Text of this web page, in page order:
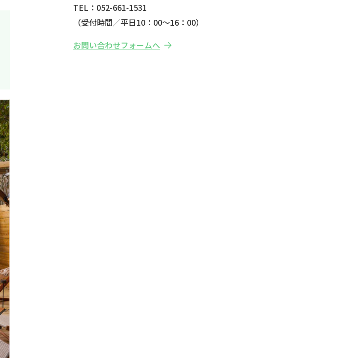
TEL：052-661-1531
（受付時間／平日10：00～16：00）
お問い合わせフォームへ